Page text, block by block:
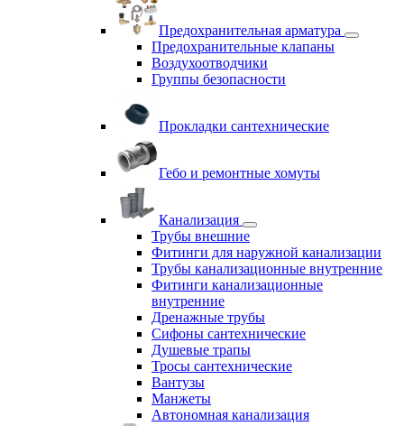
Предохранительная арматура
Предохранительные клапаны
Воздухоотводчики
Группы безопасности
Прокладки сантехнические
Гебо и ремонтные хомуты
Канализация
Трубы внешние
Фитинги для наружной канализации
Трубы канализационные внутренние
Фитинги канализационные
внутренние
Дренажные трубы
Сифоны сантехнические
Душевые трапы
Тросы сантехнические
Вантузы
Манжеты
Автономная канализация